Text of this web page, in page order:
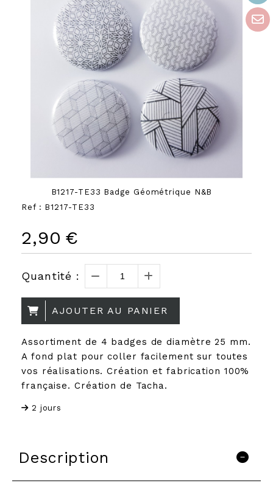
B1217-TE33 Badge Géométrique N&B
Ref : B1217-TE33
2,90 €
Quantité :
AJOUTER AU PANIER
Assortiment de 4 badges de diamètre 25 mm.
A fond plat pour coller facilement sur toutes
vos réalisations. Création et fabrication 100%
française. Création de Tacha.
2 jours
Description